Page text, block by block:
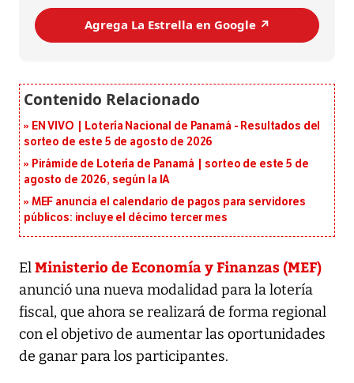
Agrega La Estrella en Google ↗️
EN VIVO | Lotería Nacional de Panamá - Resultados del
sorteo de este 5 de agosto de 2026
Pirámide de Lotería de Panamá | sorteo de este 5 de
agosto de 2026, según la IA
MEF anuncia el calendario de pagos para servidores
públicos: incluye el décimo tercer mes
ElMinisterio de Economía y Finanzas (MEF)
anunció una nueva modalidad para la lotería
fiscal, que ahora se realizará de forma regional
con el objetivo de aumentar las oportunidades
de ganar para los participantes.